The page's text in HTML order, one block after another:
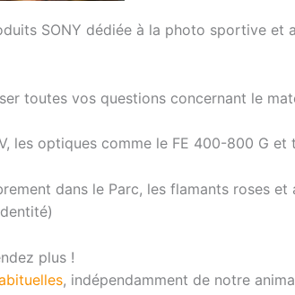
SONY dédiée à la photo sportive et
toutes vos questions concernant le
les optiques comme le FE 400-800 G et
dans le Parc, les flamants roses
plus !
, indépendamment de notre